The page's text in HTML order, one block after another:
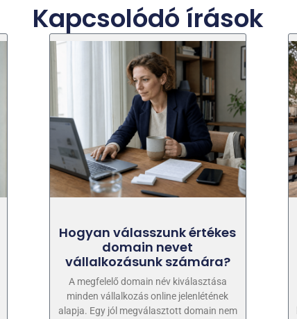
Kapcsolódó írások
Hogyan válasszunk értékes
domain nevet
vállalkozásunk számára?
A megfelelő domain név kiválasztása
minden vállalkozás online jelenlétének
alapja. Egy jól megválasztott domain nem